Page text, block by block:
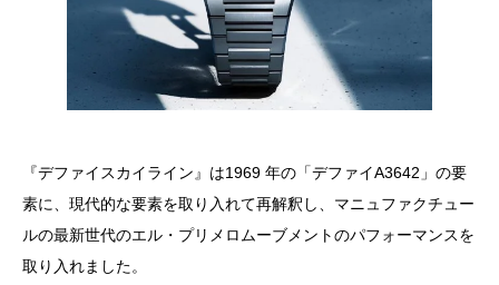
『デファイスカイライン』は1969 年の「デファイA3642」の要
素に、現代的な要素を取り入れて再解釈し、マニュファクチュー
ルの最新世代のエル・プリメロムーブメントのパフォーマンスを
取り入れました。